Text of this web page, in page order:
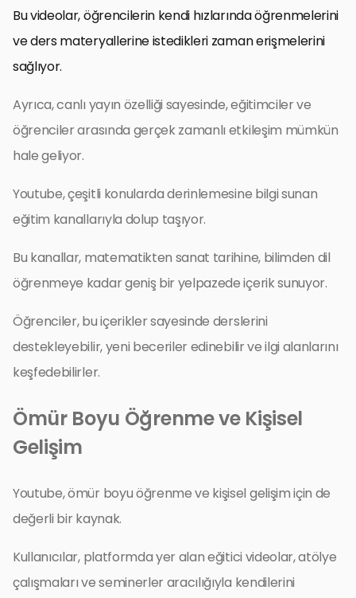
Bu videolar, öğrencilerin kendi hızlarında öğrenmelerini
ve ders materyallerine istedikleri zaman erişmelerini
sağlıyor.
Ayrıca, canlı yayın özelliği sayesinde, eğitimciler ve
öğrenciler arasında gerçek zamanlı etkileşim mümkün
hale geliyor.
Youtube, çeşitli konularda derinlemesine bilgi sunan
eğitim kanallarıyla dolup taşıyor.
Bu kanallar, matematikten sanat tarihine, bilimden dil
öğrenmeye kadar geniş bir yelpazede içerik sunuyor.
Öğrenciler, bu içerikler sayesinde derslerini
destekleyebilir, yeni beceriler edinebilir ve ilgi alanlarını
keşfedebilirler.
Ömür Boyu Öğrenme ve Kişisel
Gelişim
Youtube, ömür boyu öğrenme ve kişisel gelişim için de
değerli bir kaynak.
Kullanıcılar, platformda yer alan eğitici videolar, atölye
çalışmaları ve seminerler aracılığıyla kendilerini